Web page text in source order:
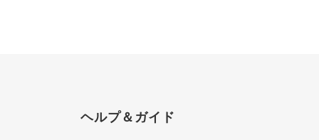
ヘルプ＆ガイド